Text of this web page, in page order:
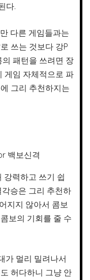
다.
다른 게임들과는
쓰는 것보다 강P
패턴을 쓰려면 장
게임 자체적으로 파
그리 추천하지는
백보신격
강력하고 쓰기 쉽
승은 그리 추천하
지지 않아서 콤보
보의 기회를 줄 수
가 멀리 밀려나서
허다하니 그냥 안